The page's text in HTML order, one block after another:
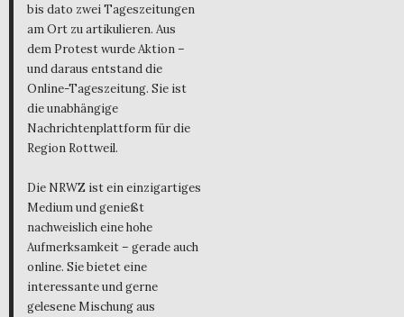
bis dato zwei Tageszeitungen
am Ort zu artikulieren. Aus
dem Protest wurde Aktion –
und daraus entstand die
Online-Tageszeitung. Sie ist
die unabhängige
Nachrichtenplattform für die
Region Rottweil.
Die NRWZ ist ein einzigartiges
Medium und genießt
nachweislich eine hohe
Aufmerksamkeit – gerade auch
online. Sie bietet eine
interessante und gerne
gelesene Mischung aus